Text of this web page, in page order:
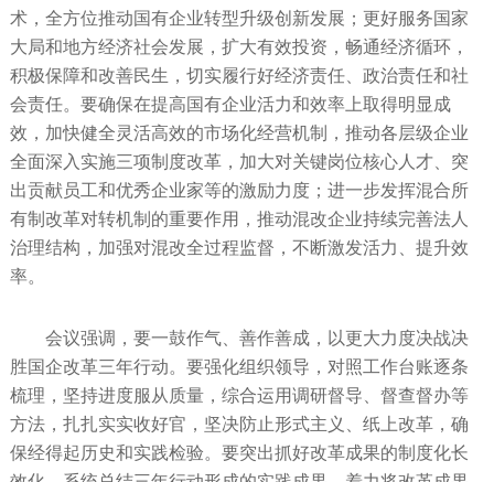
术，全方位推动国有企业转型升级创新发展；更好服务国家
大局和地方经济社会发展，扩大有效投资，畅通经济循环，
积极保障和改善民生，切实履行好经济责任、政治责任和社
会责任。要确保在提高国有企业活力和效率上取得明显成
效，加快健全灵活高效的市场化经营机制，推动各层级企业
全面深入实施三项制度改革，加大对关键岗位核心人才、突
出贡献员工和优秀企业家等的激励力度；进一步发挥混合所
有制改革对转机制的重要作用，推动混改企业持续完善法人
治理结构，加强对混改全过程监督，不断激发活力、提升效
率。
会议强调，要一鼓作气、善作善成，以更大力度决战决
胜国企改革三年行动。要强化组织领导，对照工作台账逐条
梳理，坚持进度服从质量，综合运用调研督导、督查督办等
方法，扎扎实实收好官，坚决防止形式主义、纸上改革，确
保经得起历史和实践检验。要突出抓好改革成果的制度化长